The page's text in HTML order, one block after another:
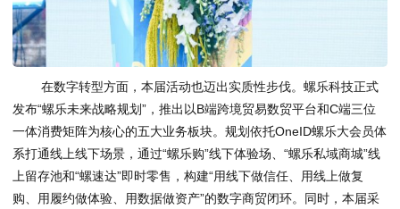
在数字转型方面，本届活动也迈出实质性步伐。螺乐科技正式
发布“螺乐未来战略规划”，推出以B端跨境贸易数贸平台和C端三位
一体消费矩阵为核心的五大业务板块。规划依托OneID螺乐大会员体
系打通线上线下场景，通过“螺乐购”线下体验场、“螺乐私域商城”线
上留存池和“螺速达”即时零售，构建“用线下做信任、用线上做复
购、用履约做体验、用数据做资产”的数字商贸闭环。同时，本届采